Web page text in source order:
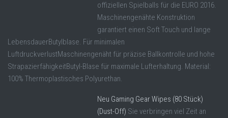
offiziellen Spielballs für die EURO 2016.
Maschinengenähte Konstruktion
garantiert einen Soft Touch und lange
LebensdauerButylblase. Für minimalen
LuftdruckverlustMaschinengenäht für präzise Ballkontrolle und hohe
StrapazierfähigkeitButyl-Blase für maximale Lufterhaltung. Material:
100% Thermoplastisches Polyurethan.
Neu Gaming Gear Wipes (80 Stück)
(Dust-Off) Sie verbringen viel Zeit an